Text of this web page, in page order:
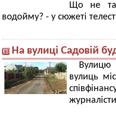
Що не
водойму? - у сюжеті
На вулиці Садовій
Вулицю
вулиць